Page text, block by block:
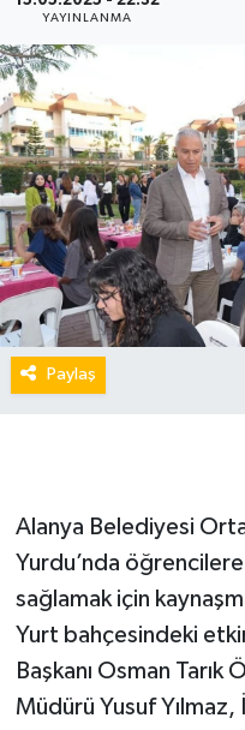
YAYINLANMA
Paylaş
Alanya Belediyesi
Yurdu’nda
sağlamak için
Yurt bahçesindeki
Başkanı Osman
Müdürü Yusuf